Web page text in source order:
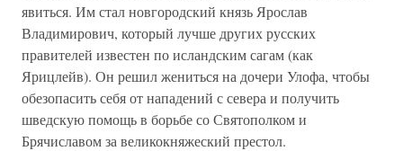
явиться. Им стал новгородский князь Ярослав
Владимирович, который лучше других русских
правителей известен по исландским сагам (как
Ярицлейв). Он решил жениться на дочери Улофа, чтобы
обезопасить себя от нападений с севера и получить
шведскую помощь в борьбе со Святополком и
Брячиславом за великокняжеский престол.